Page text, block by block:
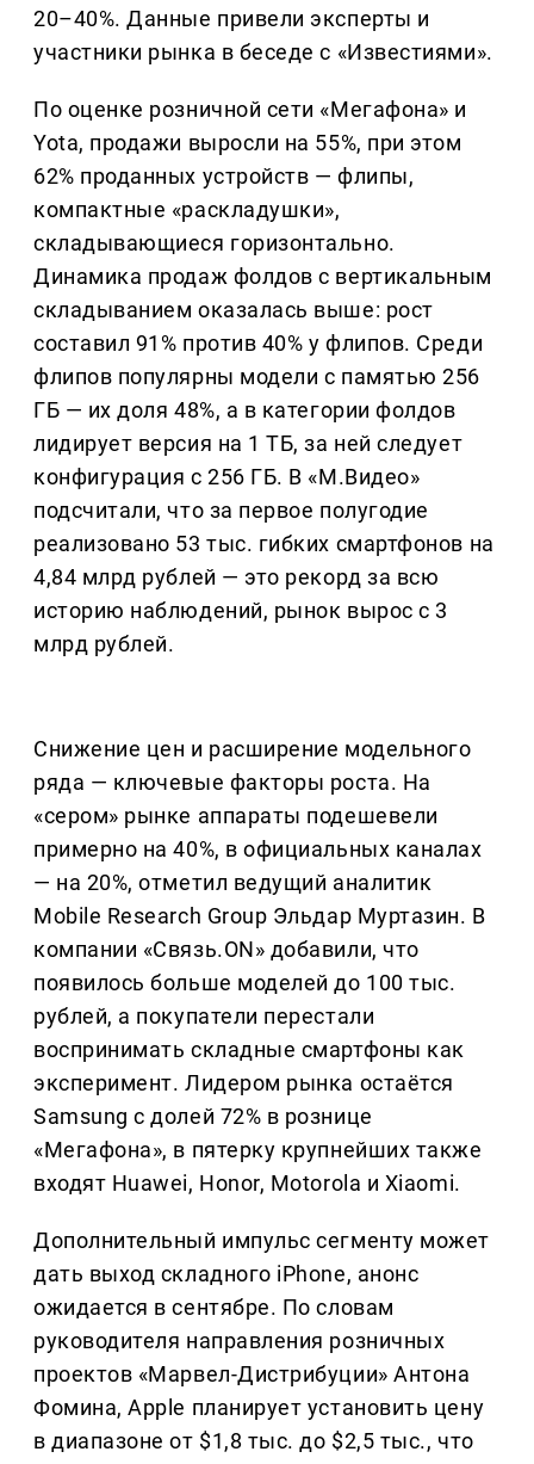
20–40%. Данные привели эксперты и
участники рынка в беседе с «Известиями».
По оценке розничной сети «Мегафона» и
Yota, продажи выросли на 55%, при этом
62% проданных устройств — флипы,
компактные «раскладушки»,
складывающиеся горизонтально.
Динамика продаж фолдов с вертикальным
складыванием оказалась выше: рост
составил 91% против 40% у флипов. Среди
флипов популярны модели с памятью 256
ГБ — их доля 48%, а в категории фолдов
лидирует версия на 1 ТБ, за ней следует
конфигурация с 256 ГБ. В «М.Видео»
подсчитали, что за первое полугодие
реализовано 53 тыс. гибких смартфонов на
4,84 млрд рублей — это рекорд за всю
историю наблюдений, рынок вырос с 3
млрд рублей.
Снижение цен и расширение модельного
ряда — ключевые факторы роста. На
«сером» рынке аппараты подешевели
примерно на 40%, в официальных каналах
— на 20%, отметил ведущий аналитик
Mobile Research Group Эльдар Муртазин. В
компании «Связь.ON» добавили, что
появилось больше моделей до 100 тыс.
рублей, а покупатели перестали
воспринимать складные смартфоны как
эксперимент. Лидером рынка остаётся
Samsung с долей 72% в рознице
«Мегафона», в пятерку крупнейших также
входят Huawei, Honor, Motorola и Xiaomi.
Дополнительный импульс сегменту может
дать выход складного iPhone, анонс
ожидается в сентябре. По словам
руководителя направления розничных
проектов «Марвел-Дистрибуции» Антона
Фомина, Apple планирует установить цену
в диапазоне от $1,8 тыс. до $2,5 тыс., что